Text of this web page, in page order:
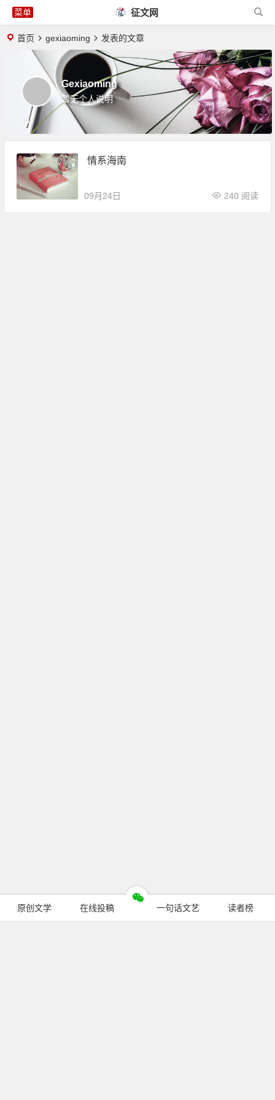
征文网
首页 gexiaoming 发表的文章
Gexiaoming
暂无个人说明
情系海南
09月24日 240 阅读
原创文学 在线投稿 一句话文艺 读者榜